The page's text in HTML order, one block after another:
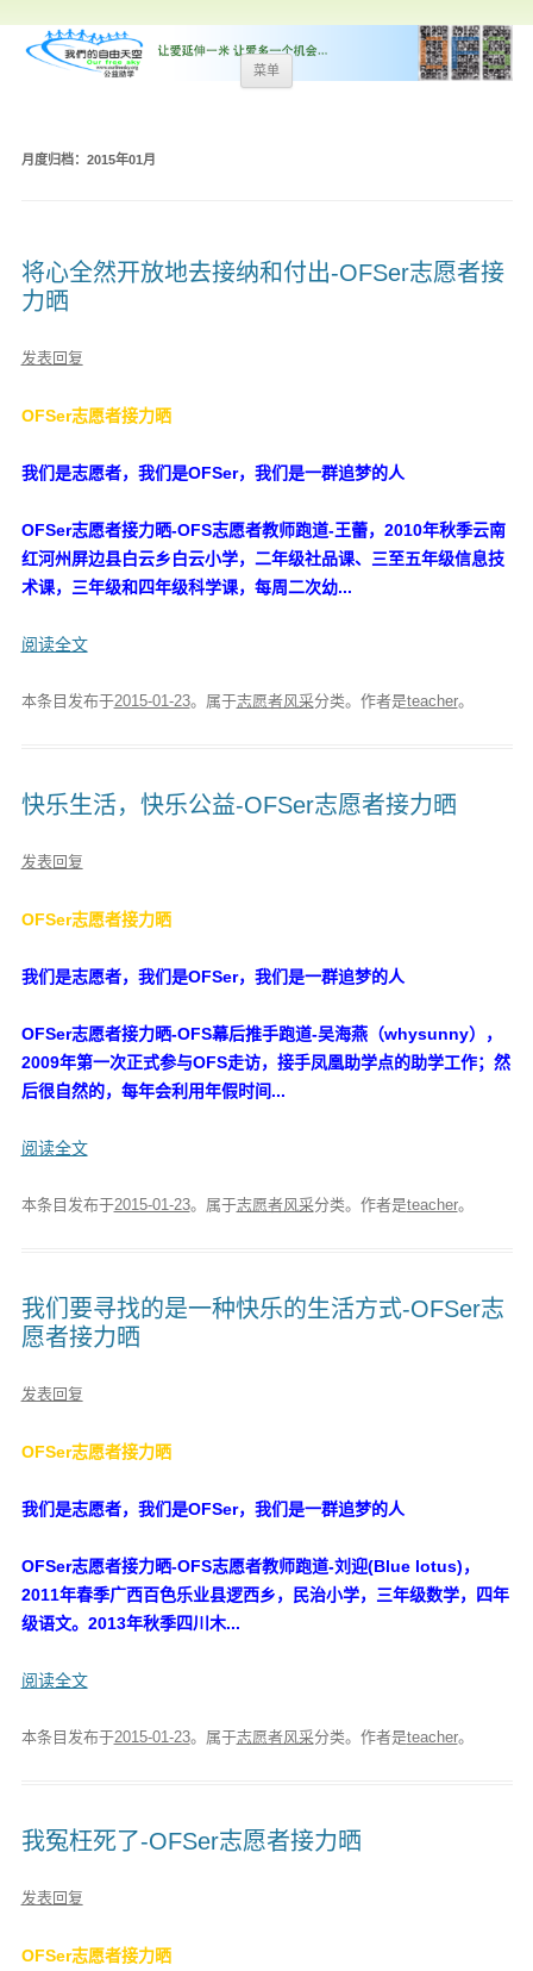
菜单
跳
至
月度归档： 2015年01月
将心全然开放地去接纳和付出-OFSer志愿者接
力晒
发表回复
OFSer志愿者接力晒
我们是志愿者，我们是OFSer，我们是一群追梦的人
OFSer志愿者接力晒-OFS志愿者教师跑道-王蕾，2010年秋季云南
红河州屏边县白云乡白云小学，二年级社品课、三至五年级信息技
术课，三年级和四年级科学课，每周二次幼...
阅读全文
本条目发布于2015-01-23。属于志愿者风采分类。 作者是teacher。
快乐生活，快乐公益-OFSer志愿者接力晒
发表回复
OFSer志愿者接力晒
我们是志愿者，我们是OFSer，我们是一群追梦的人
OFSer志愿者接力晒-OFS幕后推手跑道-吴海燕（whysunny），
2009年第一次正式参与OFS走访，接手凤凰助学点的助学工作；然
后很自然的，每年会利用年假时间...
阅读全文
本条目发布于2015-01-23。属于志愿者风采分类。 作者是teacher。
我们要寻找的是一种快乐的生活方式-OFSer志
愿者接力晒
发表回复
OFSer志愿者接力晒
我们是志愿者，我们是OFSer，我们是一群追梦的人
OFSer志愿者接力晒-OFS志愿者教师跑道-刘迎(Blue lotus)，
2011年春季广西百色乐业县逻西乡，民治小学，三年级数学，四年
级语文。2013年秋季四川木...
阅读全文
本条目发布于2015-01-23。属于志愿者风采分类。 作者是teacher。
我冤枉死了-OFSer志愿者接力晒
发表回复
OFSer志愿者接力晒